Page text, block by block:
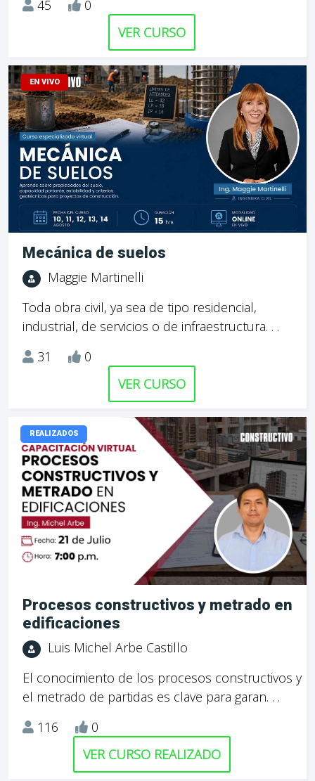
45
0
VER CURSO
EN VIVO
Mecánica de suelos
Maggie Martinelli
Toda obra civil, ya sea de tipo residencial,
industrial, de servicios o de infraestructura. . .
31
0
VER CURSO
REALIZADOS
Procesos constructivos y metrado en
edificaciones
Luis Michel Arbe Castillo
El conocimiento de los procesos constructivos y
el metrado de partidas es clave para garan. . .
116
0
VER CURSO REALIZADO